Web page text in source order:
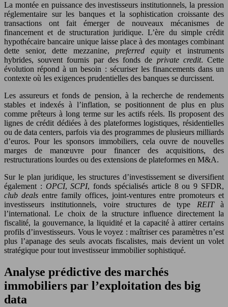
La montée en puissance des investisseurs institutionnels, la pression
réglementaire sur les banques et la sophistication croissante des
transactions ont fait émerger de nouveaux mécanismes de
financement et de structuration juridique. L’ère du simple crédit
hypothécaire bancaire unique laisse place à des montages combinant
dette senior, dette mezzanine, preferred equityet instruments
hybrides, souvent fournis par des fonds de private credit. Cette
évolution répond à un besoin : sécuriser les financements dans un
contexte où les exigences prudentielles des banques se durcissent.
Les assureurs et fonds de pension, à la recherche de rendements
stables et indexés à l’inflation, se positionnent de plus en plus
comme prêteurs à long terme sur les actifs réels. Ils proposent des
lignes de crédit dédiées à des plateformes logistiques, résidentielles
ou de data centers, parfois via des programmes de plusieurs milliards
d’euros. Pour les sponsors immobiliers, cela ouvre de nouvelles
marges de manœuvre pour financer des acquisitions, des
restructurations lourdes ou des extensions de plateformes en M&A.
Sur le plan juridique, les structures d’investissement se diversifient
également : OPCI,SCPI, fonds spécialisés article 8 ou 9 SFDR,
club deals entre family offices, joint-ventures entre promoteurs et
investisseurs institutionnels, voire structures de type REITà
l’international. Le choix de la structure influence directement la
fiscalité, la gouvernance, la liquidité et la capacité à attirer certains
profils d’investisseurs. Vous le voyez : maîtriser ces paramètres n’est
plus l’apanage des seuls avocats fiscalistes, mais devient un volet
stratégique pour tout investisseur immobilier sophistiqué.
Analyse prédictive des marchés
immobiliers par l’exploitation des big
data